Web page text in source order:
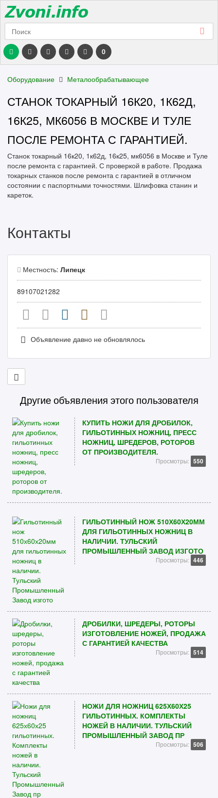
0
Оборудование Металообрабатывающее
СТАНОК ТОКАРНЫЙ 16К20, 1К62Д,
16К25, МК6056 В МОСКВЕ И ТУЛЕ
ПОСЛЕ РЕМОНТА С ГАРАНТИЕЙ.
Станок токарный 16к20, 1к62д, 16к25, мк6056 в Москве и Туле
после ремонта с гарантией. С проверкой в ра6оте. Продажа
токарных станков после ремонта с гарантией в отличном
состоянии с паспортными точностями. Шлифовка станин и
кареток.
Контакты
Местность: Липецк
89107021282
Объявление давно не обновлялось
Другие объявления этого пользователя
КУПИТЬ НОЖИ ДЛЯ ДРОБИЛОК,
ГИЛЬОТИННЫХ НОЖНИЦ, ПРЕСС
НОЖНИЦ, ШРЕДЕРОВ, РОТОРОВ
ОТ ПРОИЗВОДИТЕЛЯ.
Просмотры: 550
ГИЛЬОТИННЫЙ НОЖ 510Х60Х20ММ
ДЛЯ ГИЛЬОТИННЫХ НОЖНИЦ В
НАЛИЧИИ. ТУЛЬСКИЙ
ПРОМЫШЛЕННЫЙ ЗАВОД ИЗГОТО
Просмотры: 446
ДРОБИЛКИ, ШРЕДЕРЫ, РОТОРЫ
ИЗГОТОВЛЕНИЕ НОЖЕЙ, ПРОДАЖА
С ГАРАНТИЕЙ КАЧЕСТВА
Просмотры: 514
НОЖИ ДЛЯ НОЖНИЦ 625Х60Х25
ГИЛЬОТИННЫХ. КОМПЛЕКТЫ
НОЖЕЙ В НАЛИЧИИ. ТУЛЬСКИЙ
ПРОМЫШЛЕННЫЙ ЗАВОД ПР
Просмотры: 506